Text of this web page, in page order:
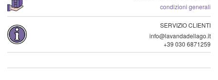
condizioni generali
SERVIZIO CLIENTI
info@lavandadellago.it
+39 030 6871259